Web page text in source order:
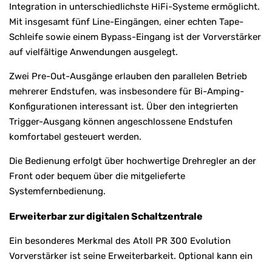
Integration in unterschiedlichste HiFi-Systeme ermöglicht.
Mit insgesamt fünf Line-Eingängen, einer echten Tape-
Schleife sowie einem Bypass-Eingang ist der Vorverstärker
auf vielfältige Anwendungen ausgelegt.
Zwei Pre-Out-Ausgänge erlauben den parallelen Betrieb
mehrerer Endstufen, was insbesondere für Bi-Amping-
Konfigurationen interessant ist. Über den integrierten
Trigger-Ausgang können angeschlossene Endstufen
komfortabel gesteuert werden.
Die Bedienung erfolgt über hochwertige Drehregler an der
Front oder bequem über die mitgelieferte
Systemfernbedienung.
Erweiterbar zur digitalen Schaltzentrale
Ein besonderes Merkmal des Atoll PR 300 Evolution
Vorverstärker ist seine Erweiterbarkeit. Optional kann ein